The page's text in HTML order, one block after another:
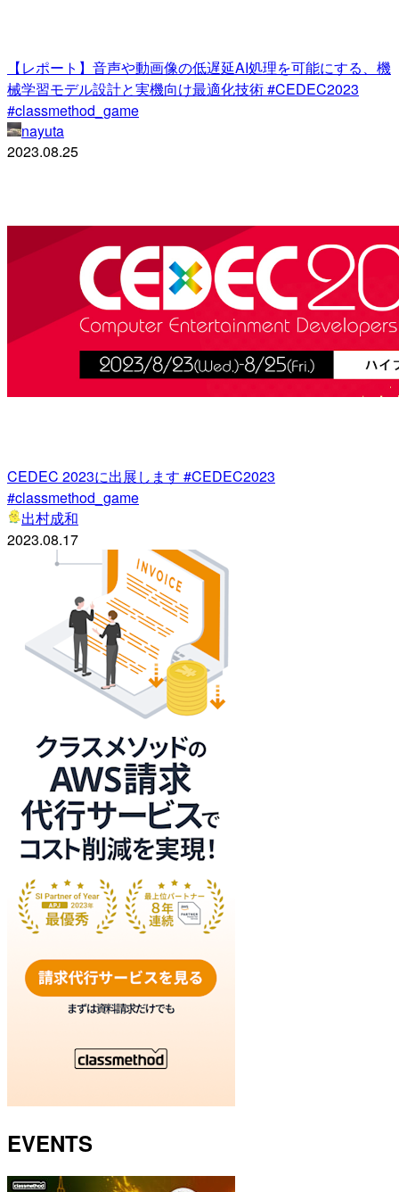
【レポート】音声や動画像の低遅延AI処理を可能にする、機
械学習モデル設計と実機向け最適化技術 #CEDEC2023
#classmethod_game
nayuta
2023.08.25
CEDEC 2023に出展します #CEDEC2023
#classmethod_game
出村成和
2023.08.17
EVENTS